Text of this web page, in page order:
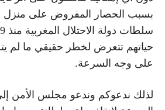
بسبب الحصار المفروض على منزل
حياتهم تتعرض لخطر حقيقي ما لم
على وجه السرعة.
لذلك ندعوكم وندعو مجلس الأمن